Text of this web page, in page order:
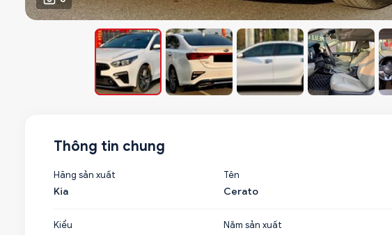
Thông tin chung
Hãng sản xuất
Kia
Tên
Cerato
Kiểu
Năm sản xuất